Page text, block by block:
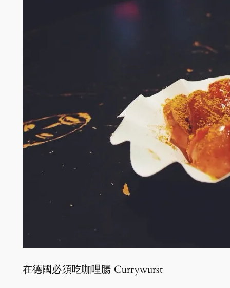
在德國必須吃咖哩腸 Currywurst